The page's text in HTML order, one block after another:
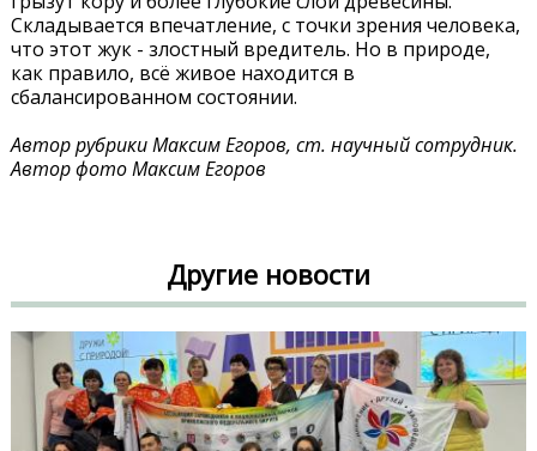
Складывается впечатление, с точки зрения человека,
что этот жук - злостный вредитель. Но в природе,
как правило, всё живое находится в
сбалансированном состоянии.
Автор рубрики Максим Егоров, ст. научный сотрудник.
Автор фото Максим Егоров
Другие новости